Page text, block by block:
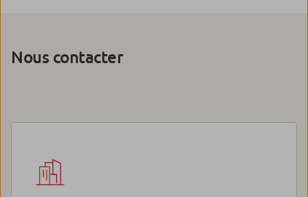
Nous contacter